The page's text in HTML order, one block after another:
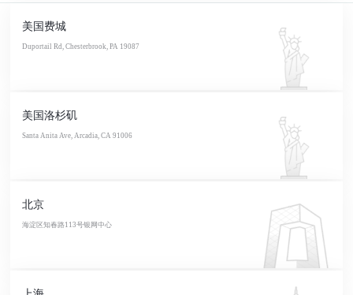
美国费城
Duportail Rd, Chesterbrook, PA 19087
美国洛杉矶
Santa Anita Ave, Arcadia, CA 91006
北京
海淀区知春路113号银网中心